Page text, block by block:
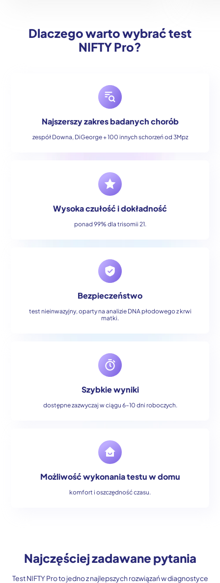
Dlaczego warto wybrać test
NIFTY Pro?
Najszerszy zakres badanych chorób
zespół Downa, DiGeorge + 100 innych schorzeń od 3Mpz
Wysoka czułość i dokładność
ponad 99% dla trisomii 21.
Bezpieczeństwo
test nieinwazyjny, oparty na analizie DNA płodowego z krwi
matki.
Szybkie wyniki
dostępne zazwyczaj w ciągu 6–10 dni roboczych.
Możliwość wykonania testu w domu
komfort i oszczędność czasu.
Najczęściej zadawane pytania
Test NIFTY Pro to jedno z najlepszych rozwiązań w diagnostyce